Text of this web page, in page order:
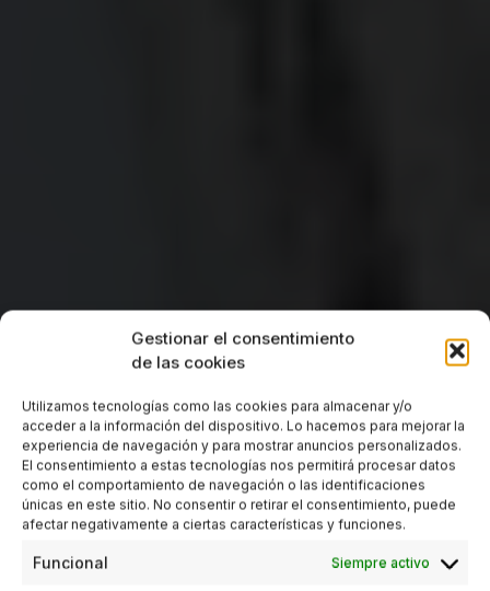
Gestionar el consentimiento
de las cookies
Utilizamos tecnologías como las cookies para almacenar y/o
acceder a la información del dispositivo. Lo hacemos para mejorar la
experiencia de navegación y para mostrar anuncios personalizados.
El consentimiento a estas tecnologías nos permitirá procesar datos
como el comportamiento de navegación o las identificaciones
únicas en este sitio. No consentir o retirar el consentimiento, puede
afectar negativamente a ciertas características y funciones.
Funcional Siempre activo